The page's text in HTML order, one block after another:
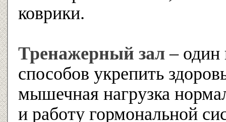
коврики.
Тренажерный зал – один
способов укрепить
мышечная нагрузка
и работу гормональной